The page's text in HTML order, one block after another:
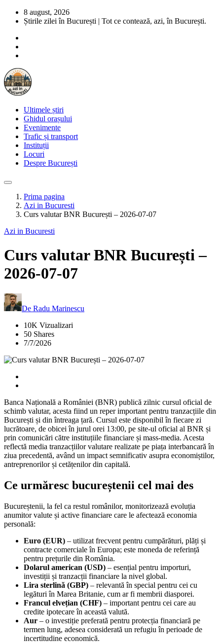
8 august, 2026
Știrile zilei în București | Tot ce contează, azi, în București.
Ultimele știri
Ghidul orașului
Evenimente
Trafic și transport
Instituții
Locuri
Despre București
Prima pagina
Azi in Bucuresti
Curs valutar BNR București – 2026-07-07
Azi in Bucuresti
Curs valutar BNR București –
2026-07-07
De Radu Marinescu
10K Vizualizari
50 Shares
7/7/2026
Banca Națională a României (BNR) publică zilnic cursul oficial de
schimb valutar, acesta fiind un reper important pentru tranzacțiile din
București și din întreaga țară. Cursul este disponibil în fiecare zi
lucrătoare, de obicei în jurul orei 13:00, pe site-ul oficial al BNR și
prin comunicări către instituțiile financiare și mass-media. Acesta
reflectă media tranzacțiilor valutare realizate pe piața interbancară în
ziua precedentă, având un impact semnificativ asupra economiștilor,
antreprenorilor și cetățenilor din capitală.
Ce urmăresc bucureștenii cel mai des
Bucureștenii, la fel ca restul românilor, monitorizează evoluția
anumitor valute și active financiare care le afectează economia
personală:
Euro (EUR) – utilizat frecvent pentru cumpărături, plăți și
contracte comerciale în Europa; este moneda de referință
pentru prețurile din România.
Dolarul american (USD) – esențial pentru importuri,
investiții și tranzacții financiare la nivel global.
Lira sterlină (GBP) – relevantă în special pentru cei cu
legături în Marea Britanie, cum ar fi membrii diasporei.
Francul elvețian (CHF) – important pentru cei care au
credite ipotecare în această valută.
Aur – o investiție preferată pentru protecția financiară pe
termen lung, adesea considerată un refugiu în perioade de
incertitudine economică.